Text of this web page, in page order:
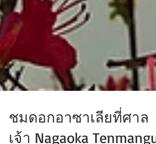
ชมดอกอาซาเลียที่ศาล